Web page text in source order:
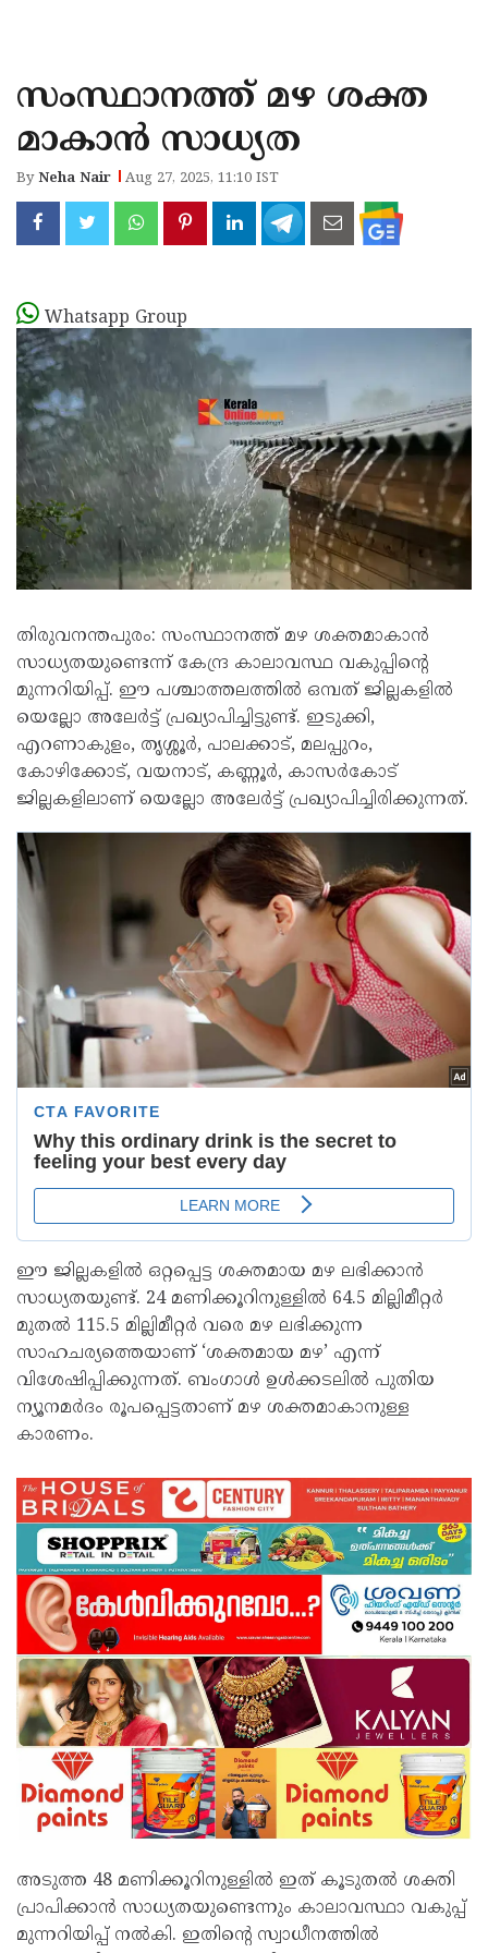
KANNUR
KASARAGOD
സംസ്ഥാനത്ത് മഴ ശക്ത
മാകാൻ സാധ്യത
ByNeha Nair Aug 27, 2025, 11:10 IST
Whatsapp Group
തിരുവനന്തപുരം: സംസ്ഥാനത്ത് മഴ ശക്തമാകാൻ
സാധ്യതയുണ്ടെന്ന് കേന്ദ്ര കാലാവസ്ഥ വകുപ്പിന്റെ
മുന്നറിയിപ്പ്. ഈ പശ്ചാത്തലത്തിൽ ഒമ്പത് ജില്ലകളിൽ
യെല്ലോ അലേർട്ട് പ്രഖ്യാപിച്ചിട്ടുണ്ട്. ഇടുക്കി,
എറണാകുളം, തൃശ്ശൂർ, പാലക്കാട്, മലപ്പുറം,
കോഴിക്കോട്, വയനാട്, കണ്ണൂർ, കാസർകോട്
ജില്ലകളിലാണ് യെല്ലോ അലേർട്ട് പ്രഖ്യാപിച്ചിരിക്കുന്നത്.
ഈ ജില്ലകളിൽ ഒറ്റപ്പെട്ട ശക്തമായ മഴ ലഭിക്കാൻ
സാധ്യതയുണ്ട്. 24 മണിക്കൂറിനുള്ളിൽ 64.5 മില്ലിമീറ്റർ
മുതൽ 115.5 മില്ലിമീറ്റർ വരെ മഴ ലഭിക്കുന്ന
സാഹചര്യത്തെയാണ് ‘ശക്തമായ മഴ’ എന്ന്
വിശേഷിപ്പിക്കുന്നത്. ബംഗാൾ ഉൾക്കടലിൽ പുതിയ
ന്യൂനമർദം രൂപപ്പെട്ടതാണ് മഴ ശക്തമാകാനുള്ള
കാരണം.
അടുത്ത 48 മണിക്കൂറിനുള്ളിൽ ഇത് കൂടുതൽ ശക്തി
പ്രാപിക്കാൻ സാധ്യതയുണ്ടെന്നും കാലാവസ്ഥാ വകുപ്പ്
മുന്നറിയിപ്പ് നൽകി. ഇതിന്റെ സ്വാധീനത്തിൽ